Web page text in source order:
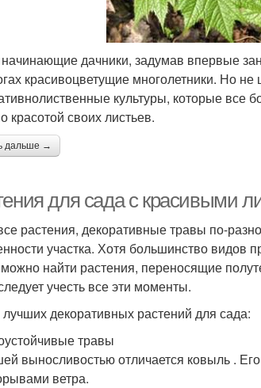
дачники, задумав впервые
красивоцветущие многолетники. Но
культуры, которые все
красотой своих листьев.
дальше →
для сада с красивыми
растения, декоративные травы по-
участка. Хотя большинство
можно найти растения, переносящие
учесть все эти моменты.
декоративных растений для сада:
травы
выносливостью отличается ковыль .
ветра.